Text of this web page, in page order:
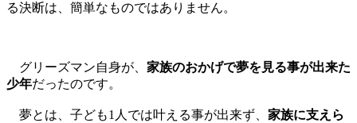
る決断は、簡単なものではありません。
グリーズマン自身が、 家族のおかげで夢を見る事が出来た
少年だったのです。
夢とは、子ども1人では叶える事が出来ず、 家族に支えら